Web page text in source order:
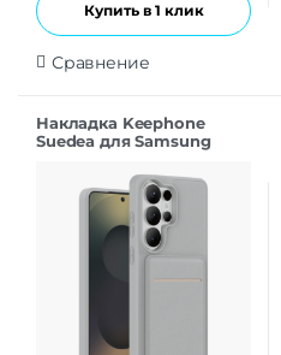
Купить в 1 клик
Сравнение
Накладка Keephone
Suedea для Samsung